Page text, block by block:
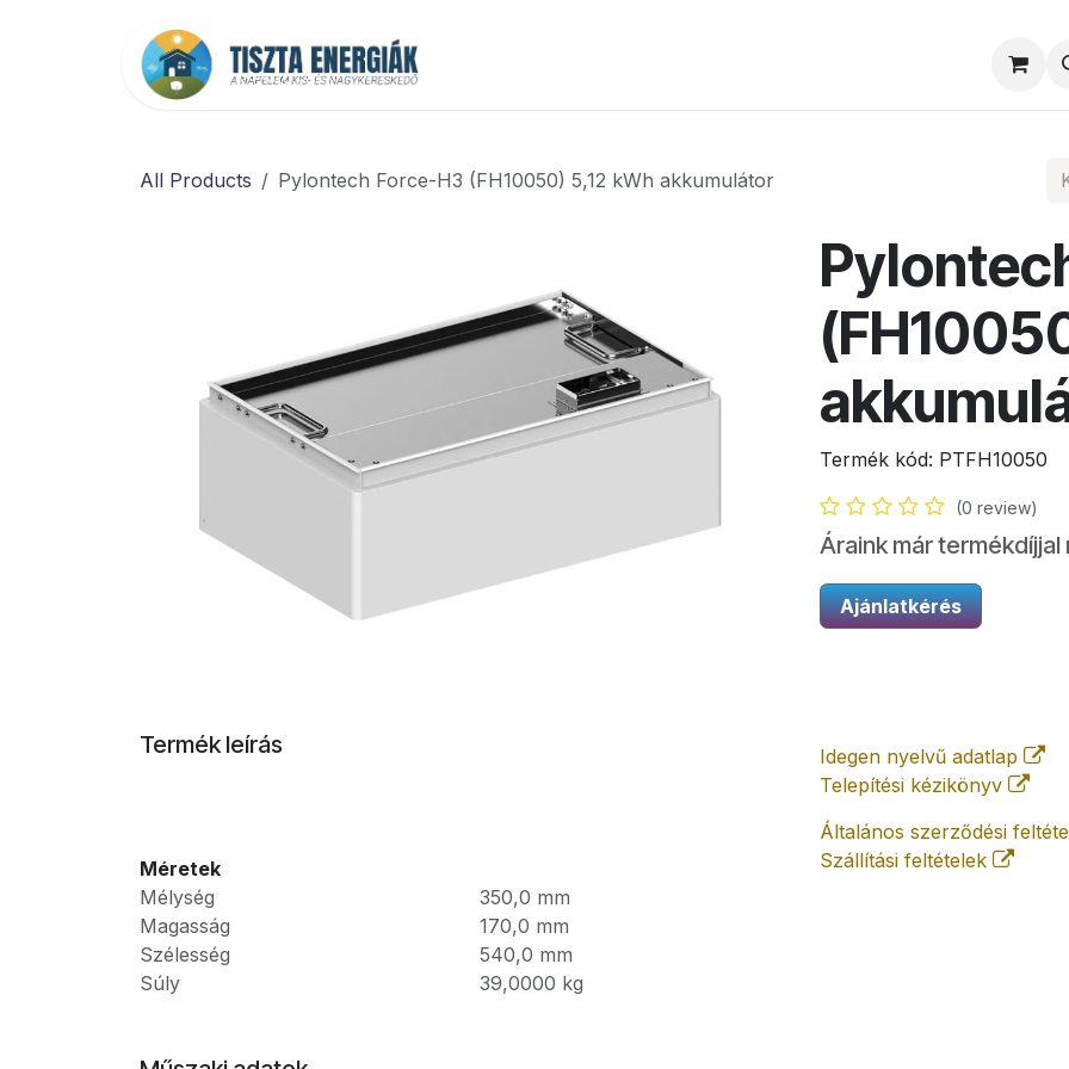
All Products Pylontech Force-H3 (FH10050) 5,12 kWh akkumulátor
Termék kód: PTFH10050
(0 review)
Áraink már
Ajánlatkérés
Termék leírás
Méretek
Mélység
350,0 mm
Magasság
170,0 mm
Szélesség
540,0 mm
Súly
39,0000 kg
Idegen nyelvű adatlap
Telepítési kézikönyv
Általános szerződési
Szállítási feltételek